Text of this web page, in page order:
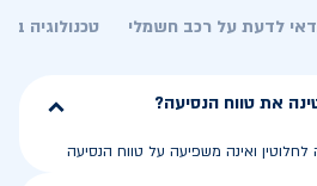
לדעת על רכב חשמלי טכנולוגיה
את טווח הנסיעה?
ואינה משפיעה על טווח הנסיעה